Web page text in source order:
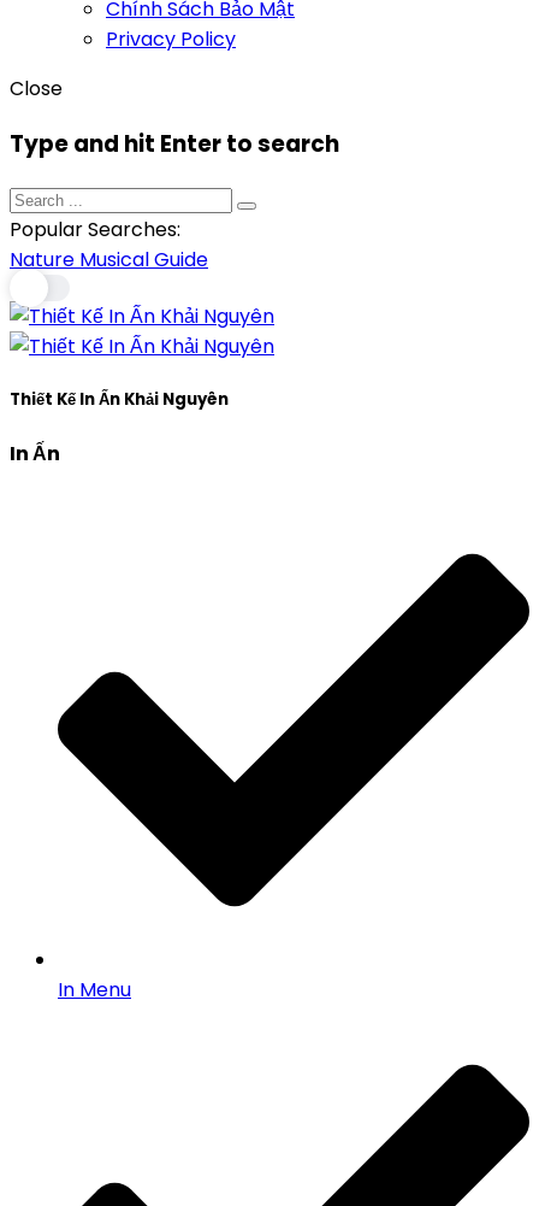
Chính Sách Bảo Mật
Privacy Policy
Close
Type and hit Enter to search
Popular Searches:
Nature MusicalGuide
Thiết Kế In Ấn Khải Nguyên
In Ấn
In Menu